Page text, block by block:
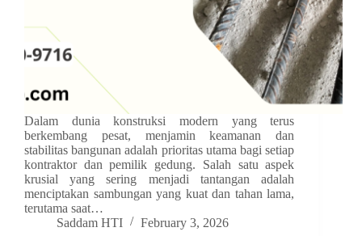
Dalam dunia konstruksi modern yang terus
berkembang pesat, menjamin keamanan dan
stabilitas bangunan adalah prioritas utama bagi setiap
kontraktor dan pemilik gedung. Salah satu aspek
krusial yang sering menjadi tantangan adalah
menciptakan sambungan yang kuat dan tahan lama,
terutama saat…
Saddam HTI
February 3, 2026